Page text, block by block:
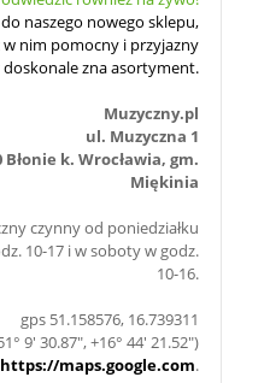
naszego nowego sklepu,
w nim pomocny i przyjazny
zna asortyment.
Muzyczny.pl
ul. Muzyczna 1
Błonie k. Wrocławia, gm.
Miękinia
czynny od poniedziałku
10-17 i w soboty w godz.
10-16.
gps 51.158576, 16.739311
9' 30.87", +16° 44' 21.52")
https://maps.google.com.